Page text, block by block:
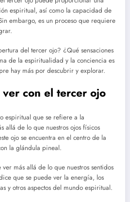
espiritual, así como la capacidad de
embargo, es un proceso que requiere
del tercer ojo? ¿Qué sensaciones
de la espiritualidad y la conciencia es
hay más por descubrir y explorar.
con el tercer ojo
espiritual que se refiere a la
de lo que nuestros ojos físicos
ojo se encuentra en el centro de la
la glándula pineal.
más allá de lo que nuestros sentidos
que se puede ver la energía, los
y otros aspectos del mundo espiritual.